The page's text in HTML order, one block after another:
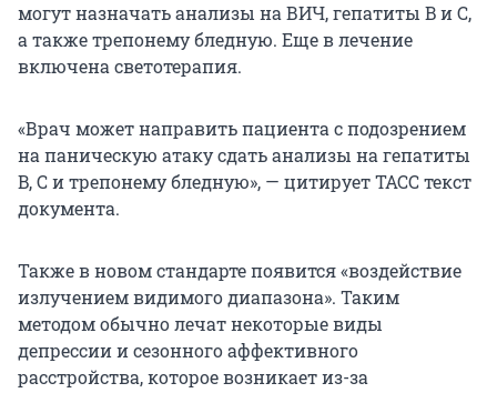
могут назначать анализы на ВИЧ, гепатиты B и C,
а также трепонему бледную. Еще в лечение
включена светотерапия.
«Врач может направить пациента с подозрением
на паническую атаку сдать анализы на гепатиты
B, C и трепонему бледную», — цитирует ТАСС текст
документа.
Также в новом стандарте появится «воздействие
излучением видимого диапазона». Таким
методом обычно лечат некоторые виды
депрессии и сезонного аффективного
расстройства, которое возникает из-за